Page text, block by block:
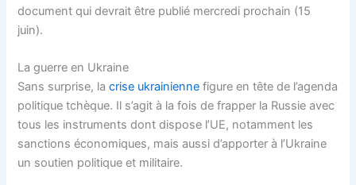
document qui devrait être publié mercredi prochain (15
juin).
La guerre en Ukraine
Sans surprise, lacrise ukrainienne figure en tête de l’agenda
politique tchèque. Il s’agit à la fois de frapper la Russie avec
tous les instruments dont dispose l’UE, notamment les
sanctions économiques, mais aussi d’apporter à l’Ukraine
un soutien politique et militaire.